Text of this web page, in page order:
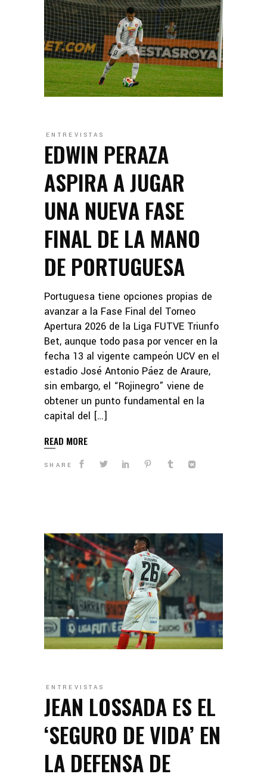
ENTREVISTAS
EDWIN PERAZA
ASPIRA A JUGAR
UNA NUEVA FASE
FINAL DE LA MANO
DE PORTUGUESA
Portuguesa tiene opciones propias de
avanzar a la Fase Final del Torneo
Apertura 2026 de la Liga FUTVE Triunfo
Bet, aunque todo pasa por vencer en la
fecha 13 al vigente campeón UCV en el
estadio José Antonio Páez de Araure,
sin embargo, el “Rojinegro” viene de
obtener un punto fundamental en la
capital del […]
READ MORE
SHARE
ENTREVISTAS
JEAN LOSSADA ES EL
‘SEGURO DE VIDA’ EN
LA DEFENSA DE